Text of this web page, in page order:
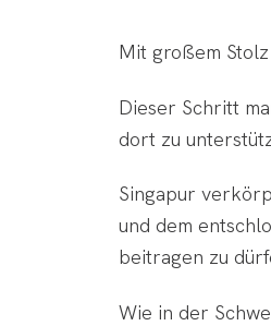
Mit großem
Dieser Schritt
dort zu
Singapur
und dem
beitragen zu
Wie in der